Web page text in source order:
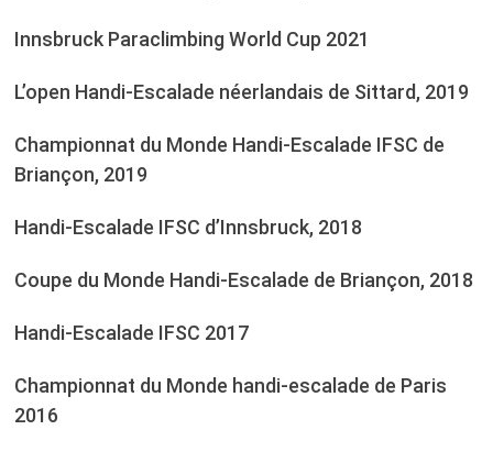
Innsbruck Paraclimbing World Cup 2021
L’open Handi-Escalade néerlandais de Sittard, 2019
Championnat du Monde Handi-Escalade IFSC de
Briançon, 2019
Handi-Escalade IFSC d’Innsbruck, 2018
Coupe du Monde Handi-Escalade de Briançon, 2018
Handi-Escalade IFSC 2017
Championnat du Monde handi-escalade de Paris
2016